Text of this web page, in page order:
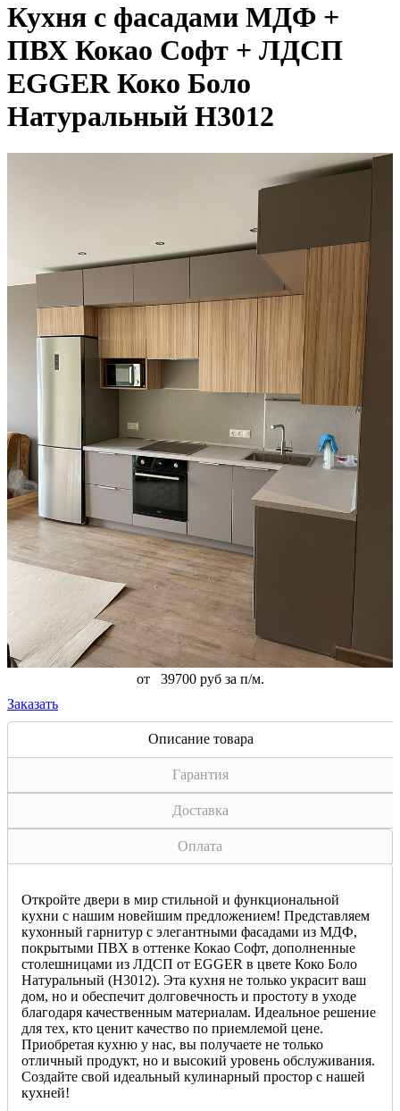
Кухня с фасадами МДФ +
ПВХ Кокао Софт + ЛДСП
ЕGGER Коко Боло
Натуральный H3012
от
39700 руб за п/м.
Заказать
Описание товара
Гарантия
Доставка
Оплата
Откройте двери в мир стильной и функциональной
кухни с нашим новейшим предложением! Представляем
кухонный гарнитур с элегантными фасадами из МДФ,
покрытыми ПВХ в оттенке Кокао Софт, дополненные
столешницами из ЛДСП от EGGER в цвете Коко Боло
Натуральный (H3012). Эта кухня не только украсит ваш
дом, но и обеспечит долговечность и простоту в уходе
благодаря качественным материалам. Идеальное решение
для тех, кто ценит качество по приемлемой цене.
Приобретая кухню у нас, вы получаете не только
отличный продукт, но и высокий уровень обслуживания.
Создайте свой идеальный кулинарный простор с нашей
кухней!